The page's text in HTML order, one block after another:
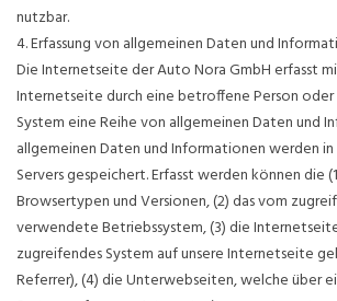
nutzbar.
4. Erfassung von allgemeinen Daten und
Die Internetseite der Auto Nora GmbH erfasst
Internetseite durch eine betroffene Person
System eine Reihe von allgemeinen Daten und
allgemeinen Daten und Informationen werden
Servers gespeichert. Erfasst werden können die
Browsertypen und Versionen, (2) das vom
verwendete Betriebssystem, (3) die
zugreifendes System auf unsere Internetseite
Referrer), (4) die Unterwebseiten, welche über